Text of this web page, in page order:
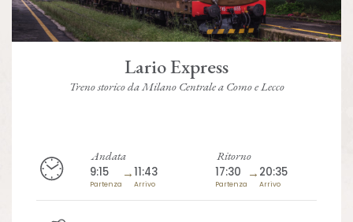
Lario Express
Treno storico da Milano Centrale a Como e Lecco
Andata
9:15
Partenza
→11:43
Arrivo
Ritorno
17:30
Partenza
→ 20:35
Arrivo